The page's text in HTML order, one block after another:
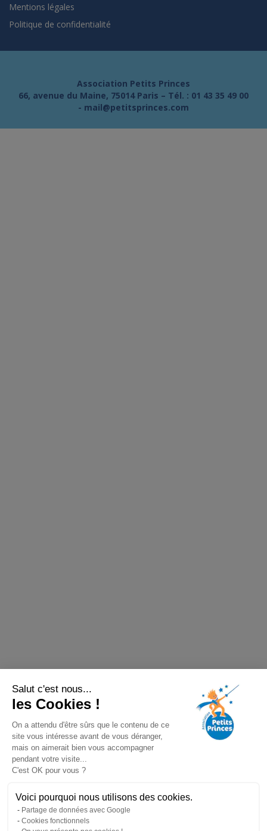
Salut c'est nous...
les Cookies !
On a attendu d'être sûrs que le contenu de ce
site vous intéresse avant de vous déranger,
mais on aimerait bien vous accompagner
pendant votre visite...
C'est OK pour vous ?
Voici pourquoi nous utilisons des cookies.
Partage de données avec Google
Cookies fonctionnels
Mentions légales
Politique de confidentialité
Association Petits Princes
66, avenue du Maine, 75014 Paris – Tél. : 01 43 35 49 00
- mail@petitsprinces.com